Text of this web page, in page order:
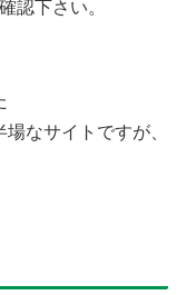
認下さい。
なサイトですが、